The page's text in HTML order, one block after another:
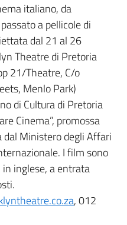
italiano, da
a pellicole di
dal 21 al 26
Theatre di Pretoria
21/Theatre, C/o
Menlo Park)
di Cultura di Pretoria
Cinema”, promossa
dal Ministero degli Affari
I film sono
inglese, a entrata
, 012